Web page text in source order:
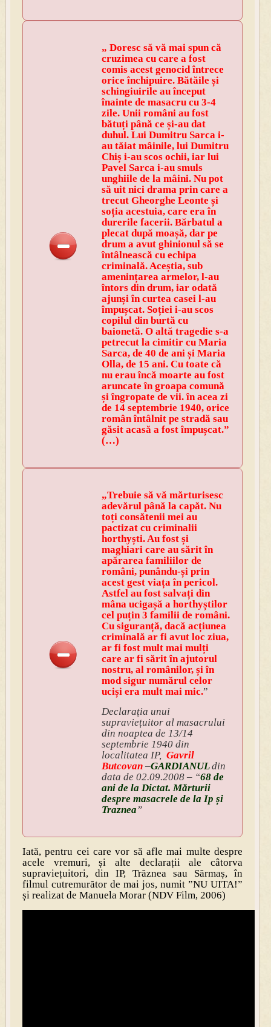
„ Doresc să vă mai spun că
cruzimea cu care a fost
comis acest genocid întrece
orice închipuire. Bătăile și
schingiuirile au început
înainte de masacru cu 3-4
zile. Unii români au fost
bătuți până ce și-au dat
duhul. Lui Dumitru Sarca i-
au tăiat mâinile, lui Dumitru
Chiș i-au scos ochii, iar lui
Pavel Sarca i-au smuls
unghiile de la mâini. Nu pot
să uit nici drama prin care a
trecut Gheorghe Leonte și
soția acestuia, care era în
durerile facerii. Bărbatul a
plecat după moașă, dar pe
drum a avut ghinionul să se
întâlnească cu echipa
criminală. Aceștia, sub
amenințarea armelor, l-au
întors din drum, iar odată
ajunși în curtea casei l-au
împușcat. Soției i-au scos
copilul din burtă cu
baionetă. O altă tragedie s-a
petrecut la cimitir cu Maria
Sarca, de 40 de ani și Maria
Olla, de 15 ani. Cu toate că
nu erau încă moarte au fost
aruncate în groapa comună
și îngropate de vii. în acea zi
de 14 septembrie 1940, orice
român întâlnit pe stradă sau
găsit acasă a fost împușcat.”
(…)
„Trebuie să vă mărturisesc
adevărul până la capăt. Nu
toți consătenii mei au
pactizat cu criminalii
horthyști. Au fost și
maghiari care au sărit în
apărarea familiilor de
români, punându-și prin
acest gest viața în pericol.
Astfel au fost salvați din
mâna ucigașă a horthyștilor
cel puțin 3 familii de români.
Cu siguranță, dacă acțiunea
criminală ar fi avut loc ziua,
ar fi fost mult mai mulți
care ar fi sărit în ajutorul
nostru, al românilor, și în
mod sigur numărul celor
uciși era mult mai mic.”
Declarația unui
supraviețuitor al masacrului
din noaptea de 13/14
septembrie 1940 din
localitatea IP, Gavril
Butcovan–GARDIANUL din
data de 02.09.2008 – “68 de
ani de la Dictat. Mărturii
despre masacrele de la Ip și
Traznea”
Iată, pentru cei care vor să afle mai multe despre
acele vremuri, și alte declarații ale câtorva
supraviețuitori, din IP, Trăznea sau Sărmaș, în
filmul cutremurător de mai jos, numit ”NU UITA!”
și realizat de Manuela Morar (NDV Film, 2006)